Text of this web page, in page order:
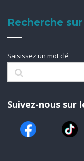
Recherche
Saisissez un mot clé
Suivez-nous sur